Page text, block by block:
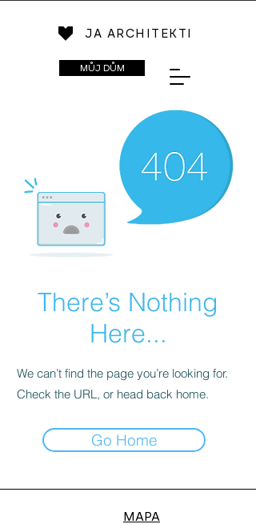
JA ARCHITEKTI
MŮJ DŮM
There’s Nothing
Here...
We can’t find the page you’re looking for.
Check the URL, or head back home.
Go Home
MAPA